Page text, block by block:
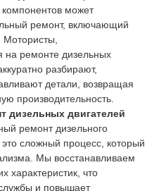
может
ремонт, включающий
Мотористы,
на ремонте дизельных
разбирают,
детали, возвращая
производительность.
дизельных двигателей
ремонт дизельного
сложный процесс, который
Мы восстанавливаем
характеристик, что
и повышает